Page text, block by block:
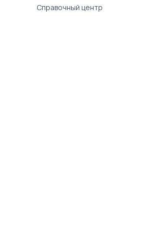
Справочный центр